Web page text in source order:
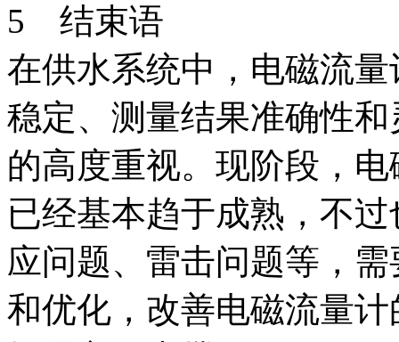
5 结束语
在供水系统中，电磁流
稳定、测量结果准确性
的高度重视。现阶段，
已经基本趋于成熟，不
应问题、雷击问题等，
和优化，改善电磁流量